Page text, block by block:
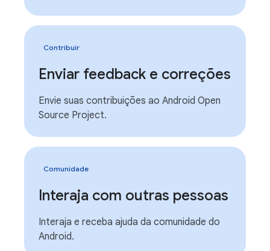
Contribuir
Enviar feedback e correções
Envie suas contribuições ao Android Open
Source Project.
Comunidade
Interaja com outras pessoas
Interaja e receba ajuda da comunidade do
Android.